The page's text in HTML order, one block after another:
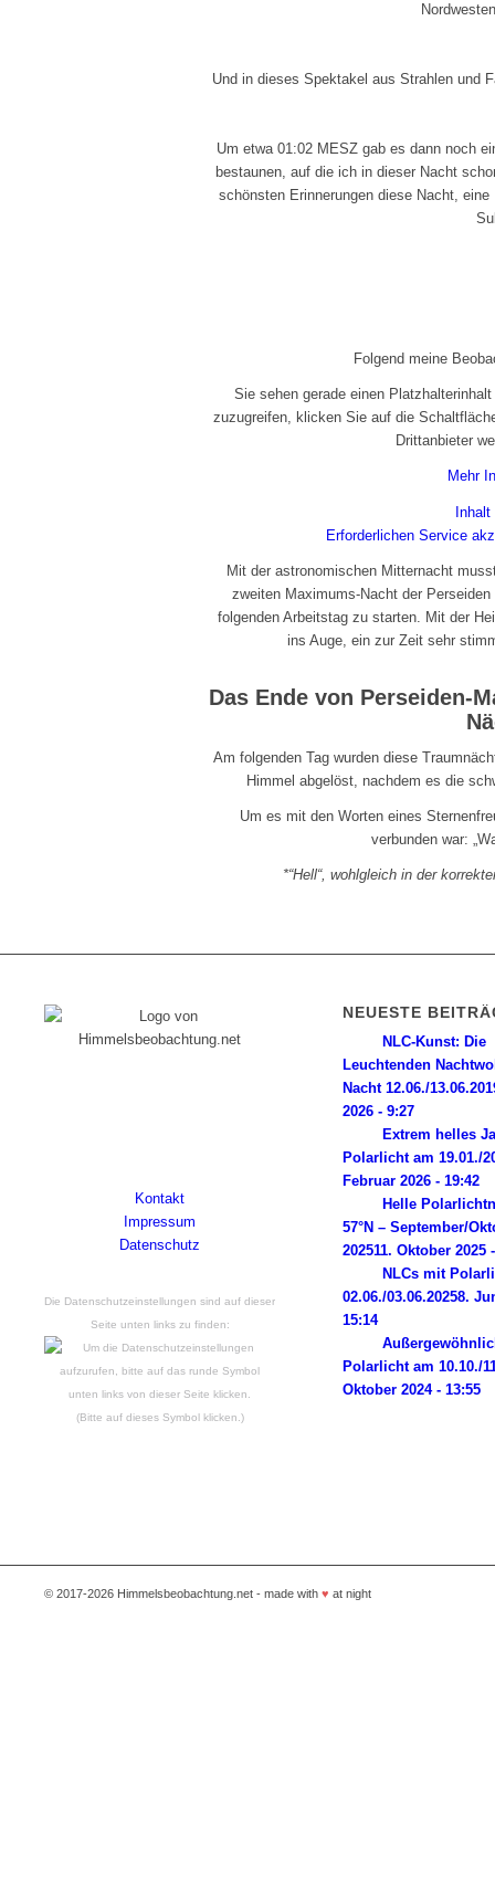
Und in dieses Spektakel aus Strahlen und
Um etwa 01:02 MESZ gab es dann noch
bestaunen, auf die ich in dieser Nacht
schönsten Erinnerungen diese Nacht,
Folgend meine
Sie sehen gerade einen
zuzugreifen, klicken Sie auf die
Drittanbieter
Mehr
Inhalt
Erforderlichen Service
Mit der astronomischen Mitternacht
zweiten Maximums-Nacht der
folgenden Arbeitstag zu starten. Mit der
ins Auge, ein zur Zeit sehr
Das Ende von Perseiden-
Am folgenden Tag wurden diese
Himmel abgelöst, nachdem es die
Um es mit den Worten eines
verbunden war:
*“Hell“, wohlgleich in der
Kontakt
Impressum
Datenschutz
Die Datenschutzeinstellungen sind auf dieser
Seite unten links zu finden:
(Bitte auf dieses Symbol klicken.)
NEUESTE
NLC-Kunst: Die
Leuchtenden
Nacht 12.06./
2026 - 9:27
Extrem helles
Polarlicht am 19.01./
Februar 2026 - 19:42
Helle
57°N – September/
202511. Oktober 2025
NLCs mit
02.06./03.06.20258.
15:14
Polarlicht am 10.10./
Oktober 2024 - 13:55
© 2017-2026 Himmelsbeobachtung.net - made with ♥ at night